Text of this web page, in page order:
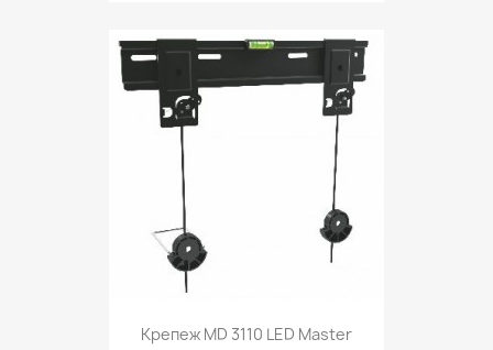
Крепеж MD 3110 LED Master